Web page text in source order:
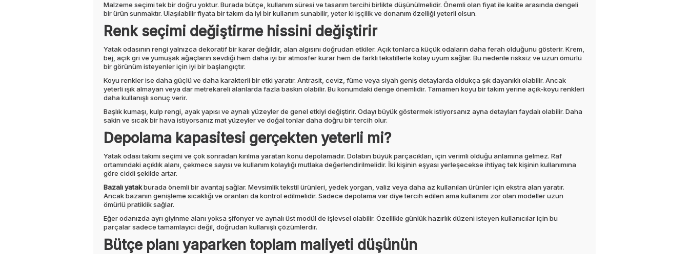
Malzeme seçimi tek bir doğru yoktur. Burada bütçe, kullanım süresi ve tasarım tercihi birlikte düşünülmelidir. Önemli olan fiyat ile kalite arasında dengeli
bir ürün sunmaktır. Ulaşılabilir fiyata bir takım da iyi bir kullanım sunabilir, yeter ki işçilik ve donanım özelliği yeterli olsun.
Renk seçimi değiştirme hissini değiştirir
Yatak odasının rengi yalnızca dekoratif bir karar değildir, alan algısını doğrudan etkiler. Açık tonlarca küçük odaların daha ferah olduğunu gösterir. Krem,
bej, açık gri ve yumuşak ağaçların sevdiği hem daha iyi bir atmosfer kurar hem de farklı tekstillerle kolay uyum sağlar. Bu nedenle risksiz ve uzun ömürlü
bir görünüm isteyenler için iyi bir başlangıçtır.
Koyu renkler ise daha güçlü ve daha karakterli bir etki yaratır. Antrasit, ceviz, füme veya siyah geniş detaylarda oldukça şık dayanıklı olabilir. Ancak
yeterli ışık almayan veya dar metrekareli alanlarda fazla baskın olabilir. Bu konumdaki denge önemlidir. Tamamen koyu bir takım yerine açık-koyu renkleri
daha kullanışlı sonuç verir.
Başlık kumaşı, kulp rengi, ayak yapısı ve aynalı yüzeyler de genel etkiyi değiştirir. Odayı büyük göstermek istiyorsanız ayna detayları faydalı olabilir. Daha
sakin ve sıcak bir hava istiyorsanız mat yüzeyler ve doğal tonlar daha doğru bir tercih olur.
Depolama kapasitesi gerçekten yeterli mi?
Yatak odası takımı seçimi ve çok sonradan kırılma yaratan konu depolamadır. Dolabın büyük parçacıkları, için verimli olduğu anlamına gelmez. Raf
ortamındaki açıklık alanı, çekmece sayısı ve kullanım kolaylığı mutlaka değerlendirilmelidir. İki kişinin eşyası yerleşecekse ihtiyaç tek kişinin kullanımına
göre ciddi şekilde artar.
Bazalı yatakburada önemli bir avantaj sağlar. Mevsimlik tekstil ürünleri, yedek yorgan, valiz veya daha az kullanılan ürünler için ekstra alan yaratır.
Ancak bazanın genişleme sıcaklığı ve oranları da kontrol edilmelidir. Sadece depolama var diye tercih edilen ama kullanımı zor olan modeller uzun
ömürlü pratiklik sağlar.
Eğer odanızda ayrı giyinme alanı yoksa şifonyer ve aynalı üst modül de işlevsel olabilir. Özellikle günlük hazırlık düzeni isteyen kullanıcılar için bu
parçalar sadece tamamlayıcı değil, doğrudan kullanışlı çözümlerdir.
Bütçe planı yaparken toplam maliyeti düşünün